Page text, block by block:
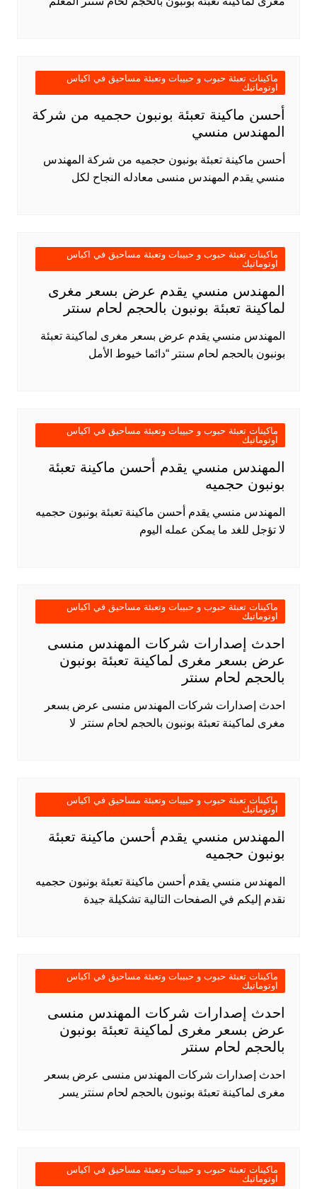
ماكينات تعبئة حبوب و حبيبات وتعبئة مساحيق في اكياس
اوتوماتيك
أحسن ماكينة تعبئة بونبون حجميه من شركة
المهندس منسي
أحسن ماكينة تعبئة بونبون حجميه من شركة المهندس
منسي يقدم المهندس منسى معادله النجاح لكل
ماكينات تعبئة حبوب و حبيبات وتعبئة مساحيق في اكياس
اوتوماتيك
المهندس منسي يقدم عرض بسعر مغرى
لماكينة تعبئة بونبون بالحجم لحام سنتر
المهندس منسي يقدم عرض بسعر مغرى لماكينة تعبئة
بونبون بالحجم لحام سنتر “دائما خيوط الأمل
ماكينات تعبئة حبوب و حبيبات وتعبئة مساحيق في اكياس
اوتوماتيك
المهندس منسي يقدم أحسن ماكينة تعبئة
بونبون حجميه
المهندس منسي يقدم أحسن ماكينة تعبئة بونبون حجميه
لا تؤجل للغد ما يمكن عمله اليوم
ماكينات تعبئة حبوب و حبيبات وتعبئة مساحيق في اكياس
اوتوماتيك
احدث إصدارات شركات المهندس منسى
عرض بسعر مغرى لماكينة تعبئة بونبون
بالحجم لحام سنتر
احدث إصدارات شركات المهندس منسى عرض بسعر
مغرى لماكينة تعبئة بونبون بالحجم لحام سنتر لا
ماكينات تعبئة حبوب و حبيبات وتعبئة مساحيق في اكياس
اوتوماتيك
المهندس منسي يقدم أحسن ماكينة تعبئة
بونبون حجميه
المهندس منسي يقدم أحسن ماكينة تعبئة بونبون حجميه
نقدم إليكم في الصفحات التالية تشكيلة جيدة
ماكينات تعبئة حبوب و حبيبات وتعبئة مساحيق في اكياس
اوتوماتيك
احدث إصدارات شركات المهندس منسى
عرض بسعر مغرى لماكينة تعبئة بونبون
بالحجم لحام سنتر
احدث إصدارات شركات المهندس منسى عرض بسعر
مغرى لماكينة تعبئة بونبون بالحجم لحام سنتر يسر
ماكينات تعبئة حبوب و حبيبات وتعبئة مساحيق في اكياس
اوتوماتيك